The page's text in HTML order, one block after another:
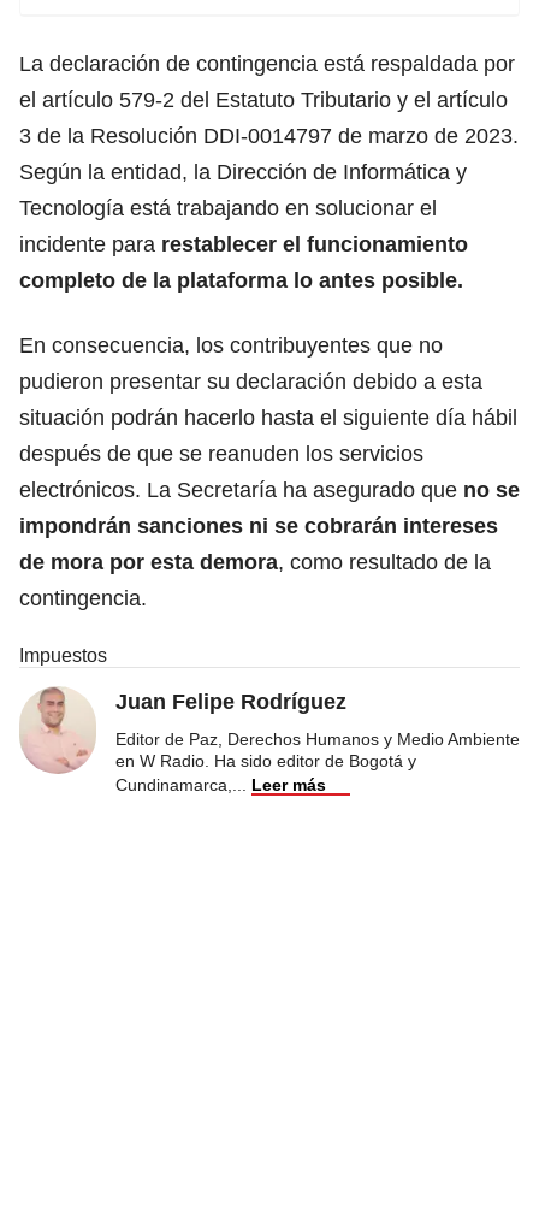
La declaración de contingencia está respaldada por
el artículo 579-2 del Estatuto Tributario y el artículo
3 de la Resolución DDI-0014797 de marzo de 2023.
Según la entidad, la Dirección de Informática y
Tecnología está trabajando en solucionar el
incidente para restablecer el funcionamiento
completo de la plataforma lo antes posible.
En consecuencia, los contribuyentes que no
pudieron presentar su declaración debido a esta
situación podrán hacerlo hasta el siguiente día hábil
después de que se reanuden los servicios
electrónicos. La Secretaría ha asegurado que no se
impondrán sanciones ni se cobrarán intereses
de mora por esta demora, como resultado de la
contingencia.
Impuestos
Juan Felipe Rodríguez
Editor de Paz, Derechos Humanos y Medio Ambiente
en W Radio. Ha sido editor de Bogotá y
Cundinamarca,
Leer más